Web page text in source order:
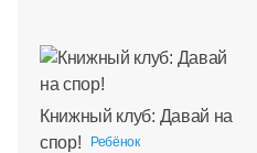
Книжный клуб: Давай на
спор!
Ребёнок